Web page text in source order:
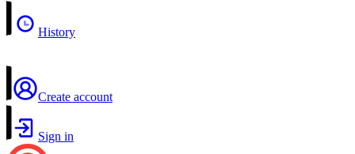
History
Create account
Sign in